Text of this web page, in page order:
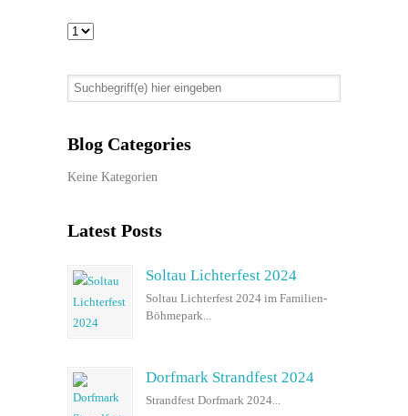
Blog Categories
Keine Kategorien
Latest Posts
Soltau Lichterfest 2024
Soltau Lichterfest 2024 im Familien-
Böhmepark...
Dorfmark Strandfest 2024
Strandfest Dorfmark 2024...